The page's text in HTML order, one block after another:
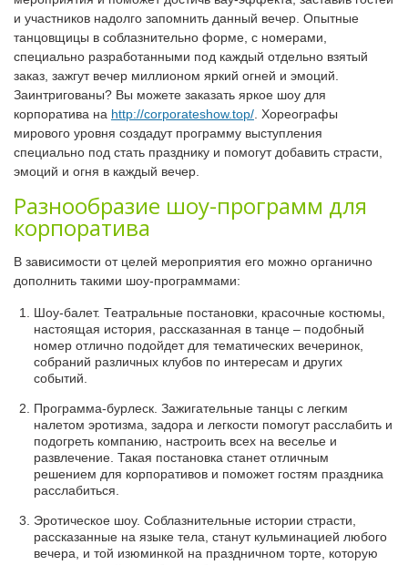
и участников надолго запомнить данный вечер. Опытные
танцовщицы в соблазнительно форме, с номерами,
специально разработанными под каждый отдельно взятый
заказ, зажгут вечер миллионом яркий огней и эмоций.
Заинтригованы? Вы можете заказать яркое шоу для
корпоратива на http://corporateshow.top/. Хореографы
мирового уровня создадут программу выступления
специально под стать празднику и помогут добавить страсти,
эмоций и огня в каждый вечер.
Разнообразие шоу-программ для
корпоратива
В зависимости от целей мероприятия его можно органично
дополнить такими шоу-программами:
Шоу-балет. Театральные постановки, красочные костюмы,
настоящая история, рассказанная в танце – подобный
номер отлично подойдет для тематических вечеринок,
собраний различных клубов по интересам и других
событий.
Программа-бурлеск. Зажигательные танцы с легким
налетом эротизма, задора и легкости помогут расслабить и
подогреть компанию, настроить всех на веселье и
развлечение. Такая постановка станет отличным
решением для корпоративов и поможет гостям праздника
расслабиться.
Эротическое шоу. Соблазнительные истории страсти,
рассказанные на языке тела, станут кульминацией любого
вечера, и той изюминкой на праздничном торте, которую